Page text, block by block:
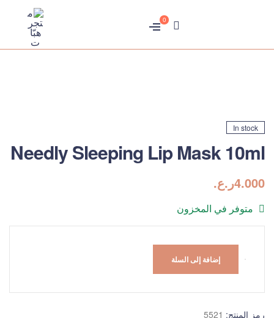
0
In stock
Needly Sleeping Lip Mask 10ml
4.000ر.ع.
متوفر في المخزون
إضافة إلى السلة
رمز المنتج: 5521